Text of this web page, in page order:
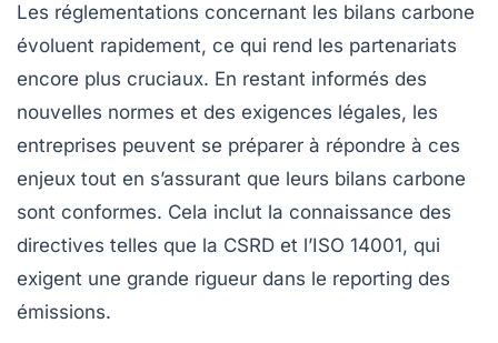
Les réglementations concernant les bilans carbone
évoluent rapidement, ce qui rend les partenariats
encore plus cruciaux. En restant informés des
nouvelles normes et des exigences légales, les
entreprises peuvent se préparer à répondre à ces
enjeux tout en s’assurant que leurs bilans carbone
sont conformes. Cela inclut la connaissance des
directives telles que la CSRD et l’ISO 14001, qui
exigent une grande rigueur dans le reporting des
émissions.